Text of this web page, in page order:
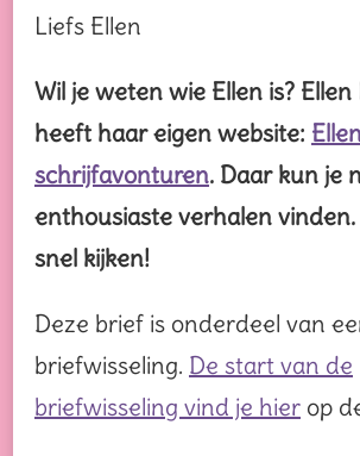
Liefs Ellen
Wil je weten wie Ellen is?
heeft haar eigen website:
schrijfavonturen. Daar kun je
enthousiaste verhalen
snel kijken!
Deze brief is onderdeel van
briefwisseling. De start van de
briefwisseling vind je hier op